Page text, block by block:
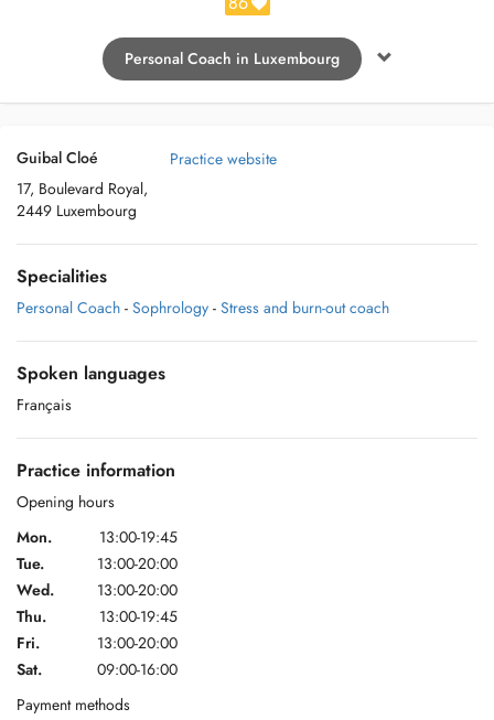
Personal Coach in Luxembourg
Guibal Cloé
17, Boulevard Royal,
2449 Luxembourg
Practice website
Specialities
Personal Coach - Sophrology - Stress and burn-out coach
Spoken languages
Français
Practice information
Opening hours
Mon.
13:00-19:45
Tue.
13:00-20:00
Wed.
13:00-20:00
Thu.
13:00-19:45
Fri.
13:00-20:00
Sat.
09:00-16:00
Payment methods